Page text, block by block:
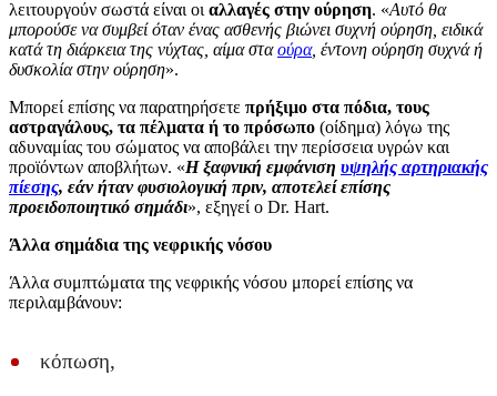
λειτουργούν σωστά είναι οι αλλαγές στην ούρηση. «Αυτό θα
μπορούσε να συμβεί όταν ένας ασθενής βιώνει συχνή ούρηση, ειδικά
κατά τη διάρκεια της νύχτας, αίμα σταούρα, έντονη ούρηση συχνά ή
δυσκολία στην ούρηση».
Μπορεί επίσης να παρατηρήσετε πρήξιμο στα πόδια, τους
αστραγάλους, τα πέλματα ή το πρόσωπο (οίδημα) λόγω της
αδυναμίας του σώματος να αποβάλει την περίσσεια υγρών και
προϊόντων αποβλήτων. «Η ξαφνική εμφάνιση υψηλής αρτηριακής
πίεσης, εάν ήταν φυσιολογική πριν, αποτελεί επίσης
προειδοποιητικό σημάδι», εξηγεί ο Dr. Hart.
Άλλα σημάδια της νεφρικής νόσου
Άλλα συμπτώματα της νεφρικής νόσου μπορεί επίσης να
περιλαμβάνουν:
κόπωση,